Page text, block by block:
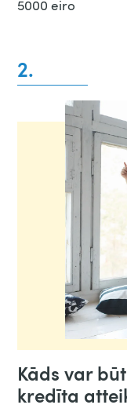
5000 eiro
2.
Kāds var
kredīta